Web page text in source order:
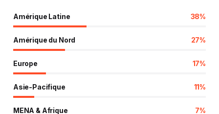
Amérique Latine 38%
Amérique du Nord 27%
Europe 17%
Asie-Pacifique 11%
MENA & Afrique 7%